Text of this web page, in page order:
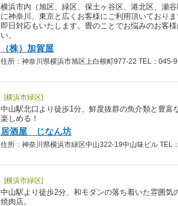
横浜市内（旭区、緑区、保土ヶ谷区、港北区、瀬
に神奈川、東京と広くお客様にご利用頂いており
即日対応もいたします。畳のことでお悩みのお客
い。
（株）加賀屋
住所：神奈川県横浜市旭区上白根町977-22 TEL：045-
[横浜市緑区]
中山駅北口より徒歩1分、鮮度抜群の魚介類と豊富
楽しめる！
居酒屋 じなん坊
住所：神奈川県横浜市緑区中山322-19中山味ビル TEL
[横浜市緑区]
中山駅より徒歩2分、和モダンの落ち着いた雰囲気
焼肉店。